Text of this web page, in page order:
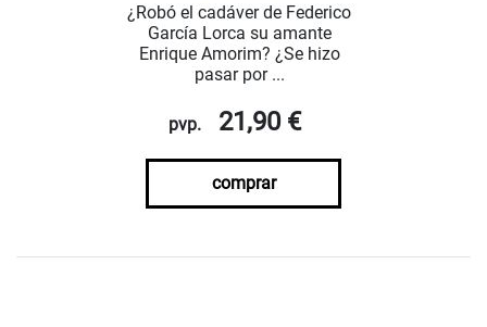
¿Robó el cadáver de Federico
García Lorca su amante
Enrique Amorim? ¿Se hizo
pasar por ...
pvp. 21,90 €
comprar